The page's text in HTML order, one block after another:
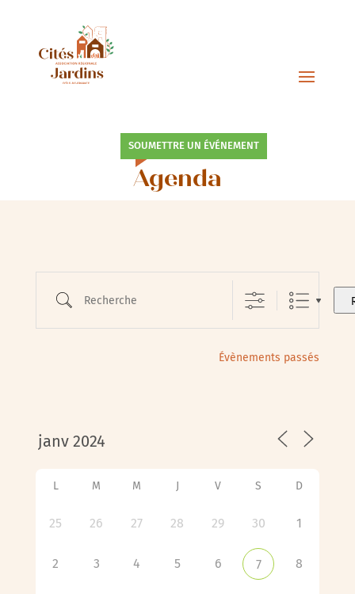
SOUMETTRE UN ÉVÉNEMENT
Agenda
Évènements passés
L M M J V S D
25 26 27 28 29 30 1
2 3 4 5 6 7 8